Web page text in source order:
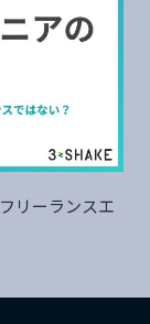
リーランスエ